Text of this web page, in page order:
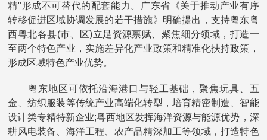
精"形成不可替代的配套能力。广东省《关于推动产业有序
转移促进区域协调发展的若干措施》明确提出，支持粤东粤
西粤北各县(市、区)立足资源禀赋、聚焦细分领域，打造一
至两个特色产业，实施差异化产业政策和精准化扶持政策，
形成区域特色产业优势。
粤东地区可依托沿海港口与轻工基础，聚焦玩具、五
金、纺织服装等传统产业高端化转型，培育精密制造、智能
设计类专精特新企业;粤西地区发挥海洋资源与能源优势，深
耕风电装备、海洋工程、农产品精深加工等领域，打造特色